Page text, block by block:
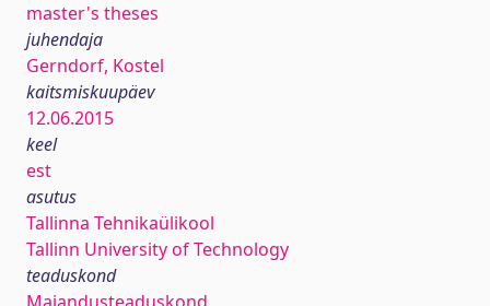
master's theses
juhendaja
Gerndorf, Kostel
kaitsmiskuupäev
12.06.2015
keel
est
asutus
Tallinna Tehnikaülikool
Tallinn University of Technology
teaduskond